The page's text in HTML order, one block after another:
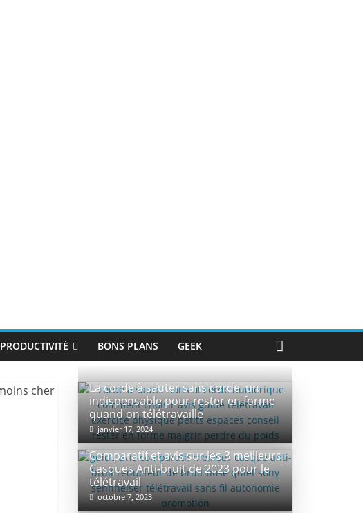
PRODUCTIVITÉ BONS PLANS GEEK
La corde à sauter sans corde, un
indispensable pour rester en forme
quand on télétravaille
janvier 17, 2024
Comparatif et avis sur les 3 meilleurs
Casques Anti-bruit de 2023 pour le
télétravail
octobre 7, 2023